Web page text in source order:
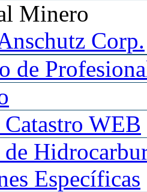
Minero
Corp.
de
Catastro WEB
de
Específicas